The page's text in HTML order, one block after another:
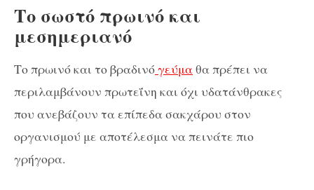
Το σωστό πρωινό και
μεσημεριανό
Το πρωινό και το βραδινόγεύμαθα πρέπει να
περιλαμβάνουν πρωτεΐνη και όχι υδατάνθρακες
που ανεβάζουν τα επίπεδα σακχάρου στον
οργανισμού με αποτέλεσμα να πεινάτε πιο
γρήγορα.